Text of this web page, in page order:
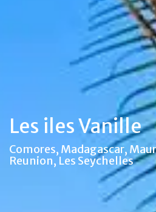
Les iles Vanille
Comores, Madagascar,
Reunion, Les Seychelles